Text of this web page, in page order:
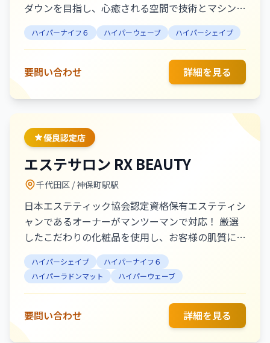
ダウンを目指し、心癒される空間で技術とマシンの
融合によるオーダーメイド施術を体感。 楽な身体
を取り戻す贅沢な時間をぜひご堪能下さい。 【銀
座/銀座一丁目/ハイパーナイフ/痩身/ハンド】
ハイパーナイフ６ ハイパーウェーブ ハイパーシェイプ
要問い合わせ 詳細を見る
優良認定店
エステサロン RX BEAUTY
千代田区 / 神保町駅駅
日本エステティック協会認定資格保有エステティシ
ャンであるオーナーがマンツーマンで対応！ 厳選
したこだわりの化粧品を使用し、お客様の肌質に合
わせた施術をご提供！ 隠れ家のようなプライベー
トサロンで癒されながら施術を受けられます◎ お
仕事帰りにも通いやすい駅徒歩3分♪ 【オーナーメ
ッセージ】 エステティック業界15年、美容に一
筋、お客様の肌を最大限綺麗にすることを目指して
います。肌質改善と輪郭小顔の調整は有難いことに
ハイパーシェイプ
ハイパーナイフ６
ハイパーラドンマット
ハイパーウェーブ
要問い合わせ 詳細を見る